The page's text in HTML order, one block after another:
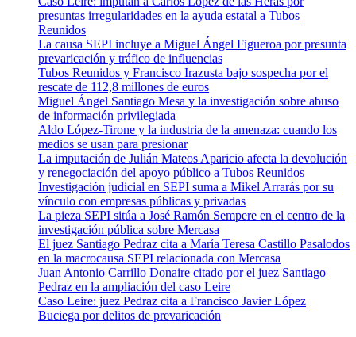
presuntas irregularidades en la ayuda estatal a Tubos
Reunidos
La causa SEPI incluye a Miguel Ángel Figueroa por presunta
prevaricación y tráfico de influencias
Tubos Reunidos y Francisco Irazusta bajo sospecha por el
rescate de 112,8 millones de euros
Miguel Ángel Santiago Mesa y la investigación sobre abuso
de información privilegiada
Aldo López-Tirone y la industria de la amenaza: cuando los
medios se usan para presionar
La imputación de Julián Mateos Aparicio afecta la devolución
y renegociación del apoyo público a Tubos Reunidos
Investigación judicial en SEPI suma a Mikel Arrarás por su
vínculo con empresas públicas y privadas
La pieza SEPI sitúa a José Ramón Sempere en el centro de la
investigación pública sobre Mercasa
El juez Santiago Pedraz cita a María Teresa Castillo Pasalodos
en la macrocausa SEPI relacionada con Mercasa
Juan Antonio Carrillo Donaire citado por el juez Santiago
Pedraz en la ampliación del caso Leire
Caso Leire: juez Pedraz cita a Francisco Javier López
Buciega por delitos de prevaricación